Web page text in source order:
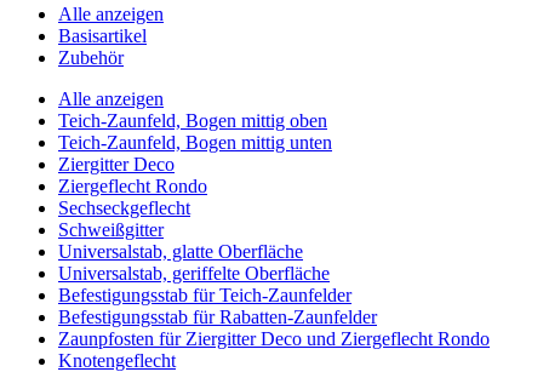
Alle anzeigen
Basisartikel
Zubehör
Alle anzeigen
Teich-Zaunfeld, Bogen mittig oben
Teich-Zaunfeld, Bogen mittig unten
Ziergitter Deco
Ziergeflecht Rondo
Sechseckgeflecht
Schweißgitter
Universalstab, glatte Oberfläche
Universalstab, geriffelte Oberfläche
Befestigungsstab für Teich-Zaunfelder
Befestigungsstab für Rabatten-Zaunfelder
Zaunpfosten für Ziergitter Deco und Ziergeflecht Rondo
Knotengeflecht